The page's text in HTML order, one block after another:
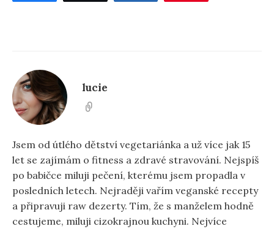
lucie
Jsem od útlého dětství vegetariánka a už více jak 15
let se zajímám o fitness a zdravé stravování. Nejspíš
po babičce miluji pečení, kterému jsem propadla v
posledních letech. Nejraději vařím veganské recepty
a připravuji raw dezerty. Tím, že s manželem hodně
cestujeme, miluji cizokrajnou kuchyni. Nejvíce